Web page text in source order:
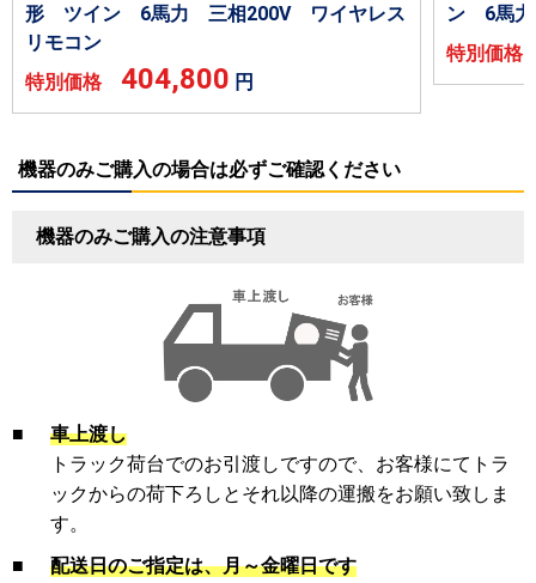
形 ツイン 6馬力 三相200V ワイヤレス
リモコン
特別価格 404,800 円
ン 6馬力
特別価
機器のみご購入の場合は必ずご確認ください
機器のみご購入の注意事項
■
車上渡し
トラック荷台でのお引渡しですので、お客様にてトラ
ックからの荷下ろしとそれ以降の運搬をお願い致しま
す。
■
配送日のご指定は、月～金曜日です